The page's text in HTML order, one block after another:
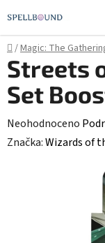
na
obsah
Domů
/Magic: The
Streets
Set
Průměrné
hodnocení
Neohodnoceno
Značka:Wizards of